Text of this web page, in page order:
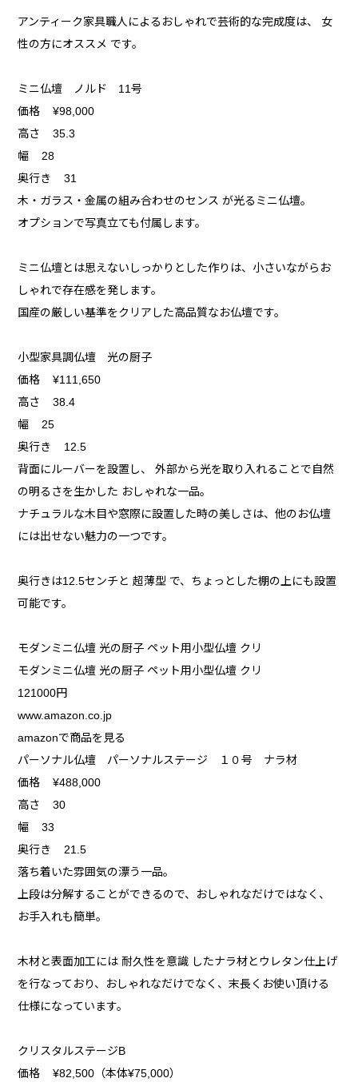
アンティーク家具職人によるおしゃれで芸術的な完成度は、 女
性の方にオススメ です。
ミニ仏壇 ノルド 11号
価格 ¥98,000
高さ 35.3
幅 28
奥行き 31
木・ガラス・金属の組み合わせのセンス が光るミニ仏壇。
オプションで写真立ても付属します。
ミニ仏壇とは思えないしっかりとした作りは、小さいながらお
しゃれで存在感を発します。
国産の厳しい基準をクリアした高品質なお仏壇です。
小型家具調仏壇 光の厨子
価格 ¥111,650
高さ 38.4
幅 25
奥行き 12.5
背面にルーバーを設置し、 外部から光を取り入れることで自然
の明るさを生かした おしゃれな一品。
ナチュラルな木目や窓際に設置した時の美しさは、他のお仏壇
には出せない魅力の一つです。
奥行きは12.5センチと 超薄型 で、ちょっとした棚の上にも設置
可能です。
モダンミニ仏壇 光の厨子 ペット用小型仏壇 クリ
モダンミニ仏壇 光の厨子 ペット用小型仏壇 クリ
121000円
www.amazon.co.jp
amazonで商品を見る
パーソナル仏壇 パーソナルステージ １０号 ナラ材
価格 ¥488,000
高さ 30
幅 33
奥行き 21.5
落ち着いた雰囲気の漂う一品。
上段は分解することができるので、おしゃれなだけではなく、
お手入れも簡単。
木材と表面加工には 耐久性を意識 したナラ材とウレタン仕上げ
を行なっており、おしゃれなだけでなく、末長くお使い頂ける
仕様になっています。
クリスタルステージB
価格 ¥82,500（本体¥75,000）